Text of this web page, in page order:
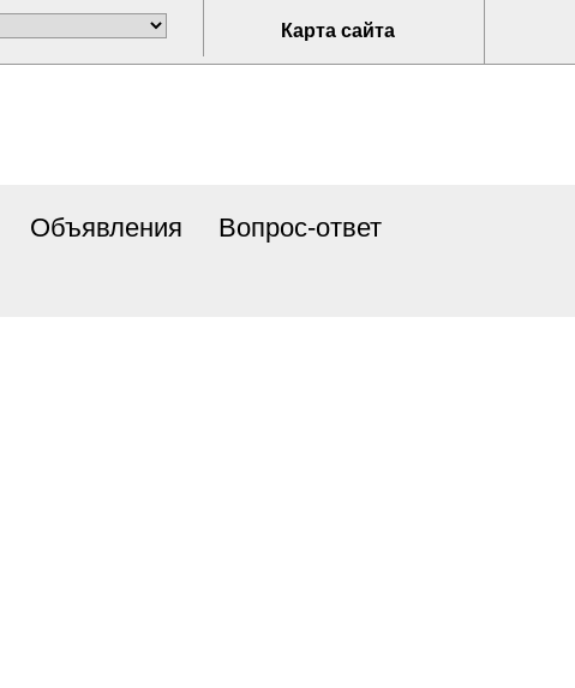
Карта сайта
Объявления
Вопрос-ответ